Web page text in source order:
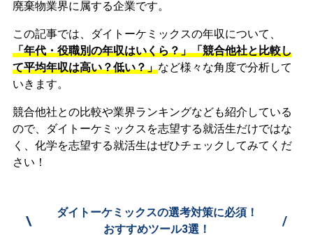
廃棄物業界に属する企業です。
この記事では、ダイトーケミックスの年収について、
「年代・役職別の年収はいくら？」「競合他社と比較し
て平均年収は高い？低い？」など様々な角度で分析して
いきます。
競合他社との比較や業界ランキングなども紹介している
ので、ダイトーケミックスを志望する就活生だけではな
く、化学を志望する就活生はぜひチェックしてみてくだ
さい！
\
ダイトーケミックスの選考対策に必須！
おすすめツール3選！
/